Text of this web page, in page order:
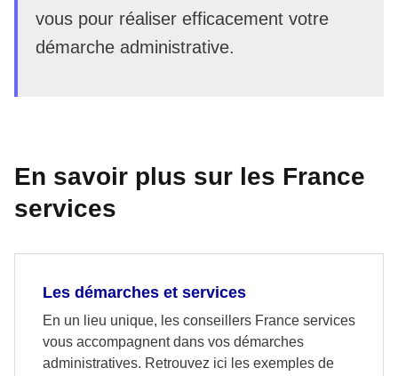
vous pour réaliser efficacement votre
démarche administrative.
En savoir plus sur les France
services
Les démarches et services
En un lieu unique, les conseillers France services
vous accompagnent dans vos démarches
administratives. Retrouvez ici les exemples de